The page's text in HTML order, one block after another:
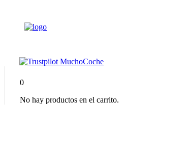
0
No hay productos en el carrito.